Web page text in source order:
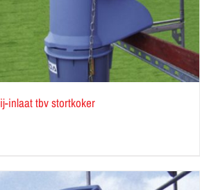
inlaat tbv stortkoker